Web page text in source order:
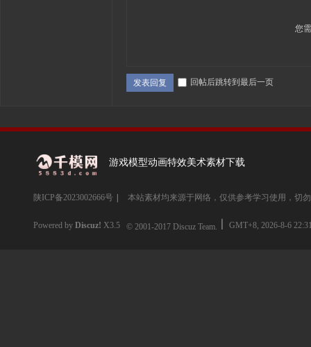
您
发表回复 回帖后跳转到最后一页
游戏模型动画特效美术素材下载
陕ICP备2023002666号 本站素材均来源于网络，仅供参考学习使用，切
Powered by Discuz! X3.5 © 2001-2017 Discuz Team. GMT+8, 2026-8-6